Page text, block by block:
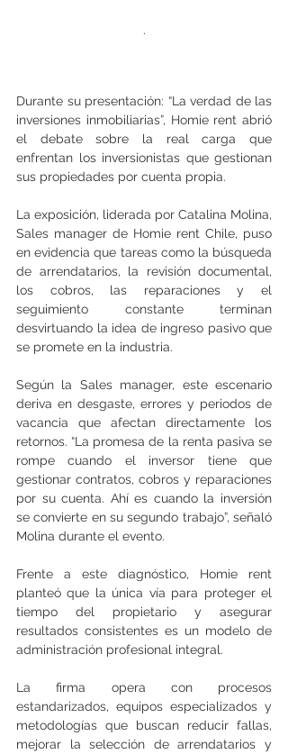
.
Durante su presentación: “La verdad de las
inversiones inmobiliarias”, Homie rent abrió
el debate sobre la real carga que
enfrentan los inversionistas que gestionan
sus propiedades por cuenta propia.
La exposición, liderada por Catalina Molina,
Sales manager de Homie rent Chile, puso
en evidencia que tareas como la búsqueda
de arrendatarios, la revisión documental,
los cobros, las reparaciones y el
seguimiento constante terminan
desvirtuando la idea de ingreso pasivo que
se promete en la industria.
Según la Sales manager, este escenario
deriva en desgaste, errores y periodos de
vacancia que afectan directamente los
retornos. “La promesa de la renta pasiva se
rompe cuando el inversor tiene que
gestionar contratos, cobros y reparaciones
por su cuenta. Ahí es cuando la inversión
se convierte en su segundo trabajo”, señaló
Molina durante el evento.
Frente a este diagnóstico, Homie rent
planteó que la única vía para proteger el
tiempo del propietario y asegurar
resultados consistentes es un modelo de
administración profesional integral.
La firma opera con procesos
estandarizados, equipos especializados y
metodologías que buscan reducir fallas,
mejorar la selección de arrendatarios y